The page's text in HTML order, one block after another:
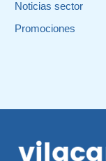
Noticias sector
Promociones